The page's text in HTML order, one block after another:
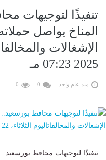
تنفيذًا لتوجيهات
المناخ يواصل
2025 07:23 مـ
منذ عام واحد 0
0
تنفيذًا لتوجيهات محافظ